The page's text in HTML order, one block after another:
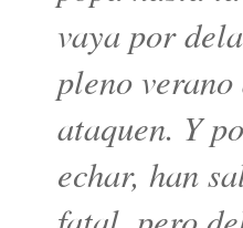
vaya por
pleno
ataquen. Y
echar, han